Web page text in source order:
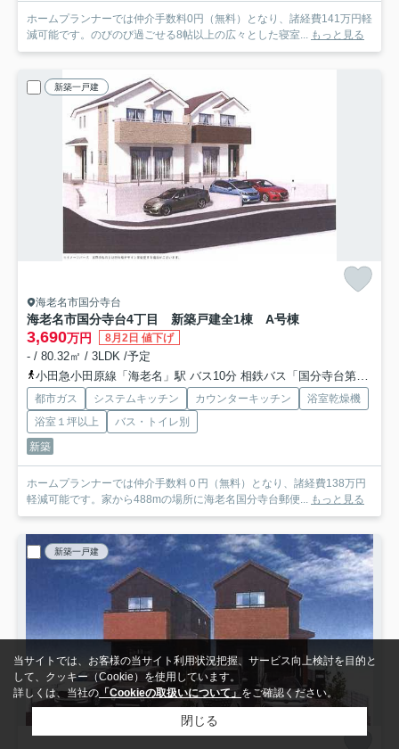
ホームプランナーでは仲介手数料0円（無料）となり、諸経費141万円軽
減可能です。のびのび過ごせる8帖以上の広々とした寝室...
もっと見る
新築一戸建
海老名市国分寺台
海老名市国分寺台4丁目 新築戸建全1棟 A号棟
3,690万円 8月2日 値下げ
- / 80.32㎡ / 3LDK /予定
小田急小田原線「海老名」駅 バス10分 相鉄バス「国分寺台第９」 停歩2分
都市ガス システムキッチン カウンターキッチン
浴室乾燥機
浴室１坪以上
バス・トイレ別
新築
ホームプランナーでは仲介手数料０円（無料）となり、諸経費138万円
軽減可能です。家から488mの場所に海老名国分寺台郵便...
もっと見る
新築一戸建
当サイトでは、お客様の当サイト利用状況把握、サービス向上検討を目的と
して、クッキー（Cookie）を使用しています。
詳しくは、当社の 「Cookieの取扱いについて」 をご確認ください。
閉じる